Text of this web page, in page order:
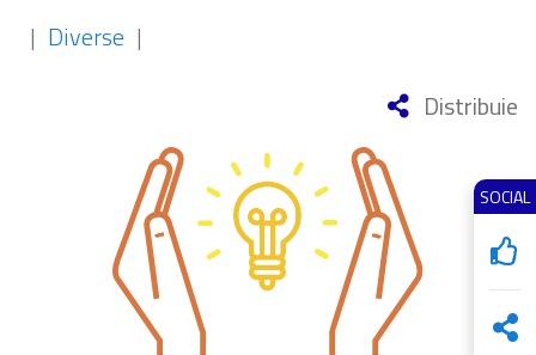
SOCIAL
| Diverse |
Distribuie